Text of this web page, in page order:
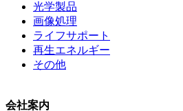
光学製品
画像処理
ライフサポート
再生エネルギー
その他
会社案内